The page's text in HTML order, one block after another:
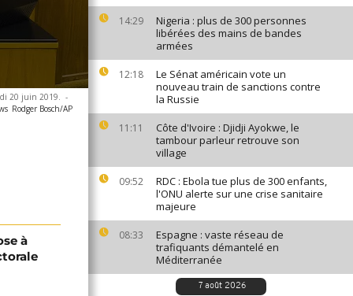
14:29
Nigeria : plus de 300 personnes
libérées des mains de bandes
armées
12:18
Le Sénat américain vote un
nouveau train de sanctions contre
la Russie
11:11
Côte d'Ivoire : Djidji Ayokwe, le
tambour parleur retrouve son
village
09:52
RDC : Ebola tue plus de 300 enfants,
l'ONU alerte sur une crise sanitaire
majeure
08:33
Espagne : vaste réseau de
trafiquants démantelé en
Méditerranée
7 août 2026
20 juin 2019. -
Rodger Bosch/AP
à